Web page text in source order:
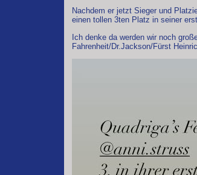
Nachdem er jetzt Sieger und
einen tollen 3ten Platz in seiner
Ich denke da werden wir noch
Fahrenheit/Dr.Jackson/Fürst